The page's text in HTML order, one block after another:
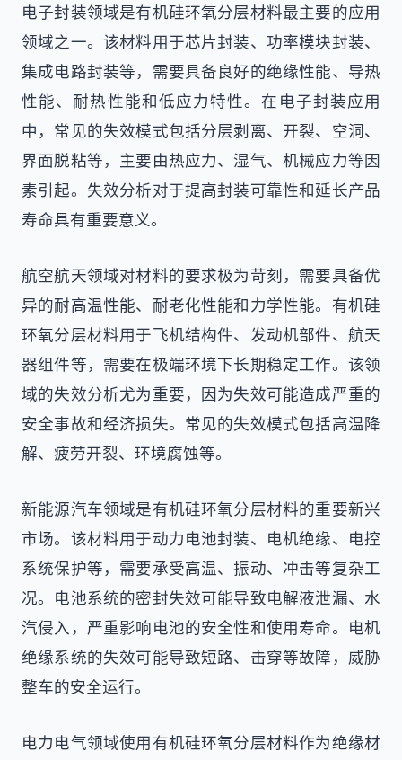
电子封装领域是有机硅环氧分层材料最主要的应用
领域之一。该材料用于芯片封装、功率模块封装、
集成电路封装等，需要具备良好的绝缘性能、导热
性能、耐热性能和低应力特性。在电子封装应用
中，常见的失效模式包括分层剥离、开裂、空洞、
界面脱粘等，主要由热应力、湿气、机械应力等因
素引起。失效分析对于提高封装可靠性和延长产品
寿命具有重要意义。
航空航天领域对材料的要求极为苛刻，需要具备优
异的耐高温性能、耐老化性能和力学性能。有机硅
环氧分层材料用于飞机结构件、发动机部件、航天
器组件等，需要在极端环境下长期稳定工作。该领
域的失效分析尤为重要，因为失效可能造成严重的
安全事故和经济损失。常见的失效模式包括高温降
解、疲劳开裂、环境腐蚀等。
新能源汽车领域是有机硅环氧分层材料的重要新兴
市场。该材料用于动力电池封装、电机绝缘、电控
系统保护等，需要承受高温、振动、冲击等复杂工
况。电池系统的密封失效可能导致电解液泄漏、水
汽侵入，严重影响电池的安全性和使用寿命。电机
绝缘系统的失效可能导致短路、击穿等故障，威胁
整车的安全运行。
电力电气领域使用有机硅环氧分层材料作为绝缘材